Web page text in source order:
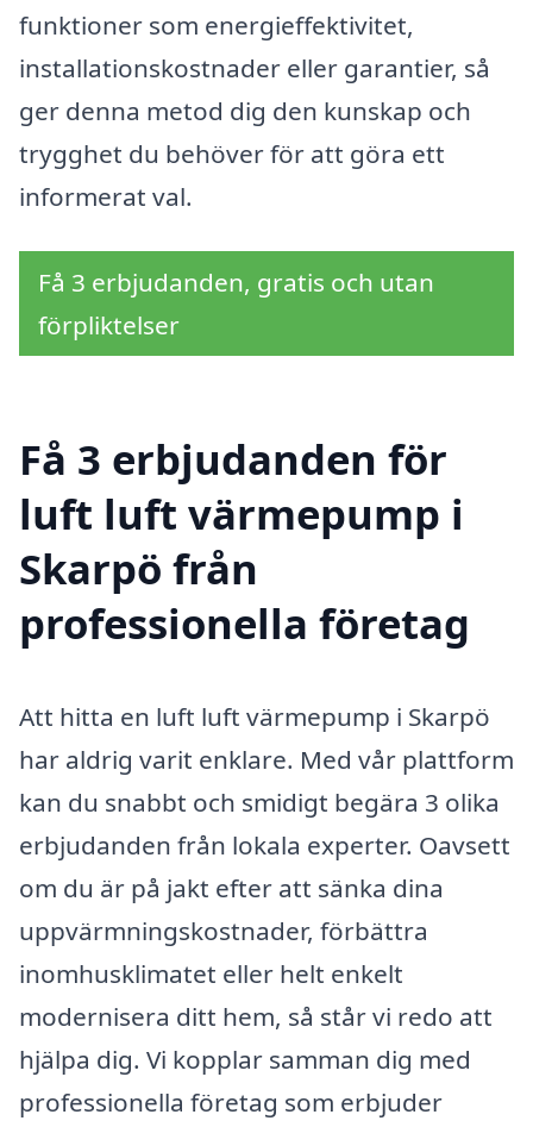
funktioner som energieffektivitet,
installationskostnader eller garantier, så
ger denna metod dig den kunskap och
trygghet du behöver för att göra ett
informerat val.
Få 3 erbjudanden, gratis och utan
förpliktelser
Få 3 erbjudanden för
luft luft värmepump i
Skarpö från
professionella företag
Att hitta en luft luft värmepump i Skarpö
har aldrig varit enklare. Med vår plattform
kan du snabbt och smidigt begära 3 olika
erbjudanden från lokala experter. Oavsett
om du är på jakt efter att sänka dina
uppvärmningskostnader, förbättra
inomhusklimatet eller helt enkelt
modernisera ditt hem, så står vi redo att
hjälpa dig. Vi kopplar samman dig med
professionella företag som erbjuder